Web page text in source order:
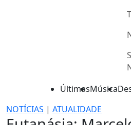
ÚltimasMúsica
NOTÍCIAS | ATUALIDADE